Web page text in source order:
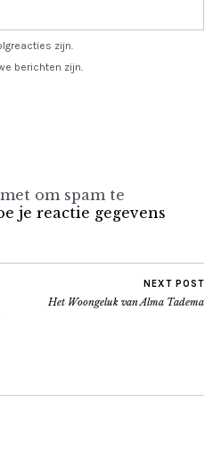
zijn.
berichten zijn.
om spam te
je reactie gegevens
NEXT POST
Het Woongeluk van Alma Tadema